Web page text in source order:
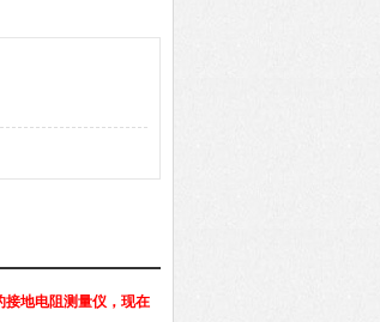
接地电阻测量仪，现在